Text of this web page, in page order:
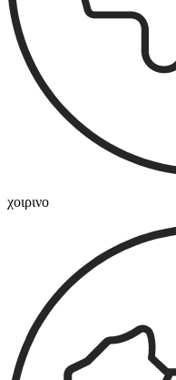
χοιρινο